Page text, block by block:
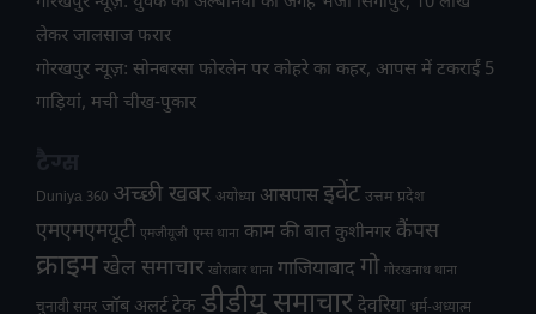
लेकर जालसाज फरार
गोरखपुर न्यूज़: सोनबरसा फोरलेन पर कोहरे का कहर, आपस में टकराईं 5
गाड़ियां, मची चीख-पुकार
Duniya 360 अच्छी खबर अयोध्या आसपास इवेंट उत्तम प्रदेश
एमएमएमयूटी एमजीयूजी एम्स थाना काम की बात कुशीनगर कैंपस
क्राइमखेल समाचार खोराबार थाना गाजियाबादगो गोरखनाथ थाना
चुनावी समर जॉब अलर्ट टेक डीडीयू समाचार देवरिया धर्म-अध्यात्म